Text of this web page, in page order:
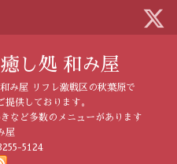
し処 和み屋
み屋 リフレ激戦区の秋葉原で
供しております。
など多数のメニューがあります
屋
5124